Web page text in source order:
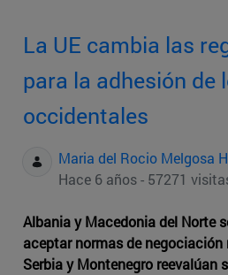
La UE cambia las
para la adhesión de
occidentales
Maria del Rocio Melgosa
Hace 6 años - 57271
Albania y Macedonia del Norte
aceptar normas de
Serbia y Montenegro reevalúan